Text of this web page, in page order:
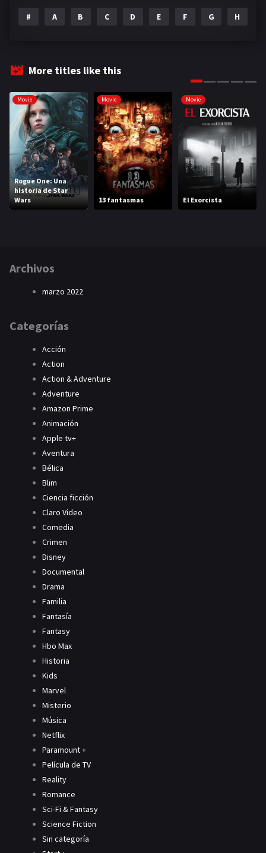
# A B C D E F G H
More titles like this
Movie
Rogue One: Una
historia de Star
Wars
Movie
13 fantasmas
Movie
El Exorcista
Archivos
marzo 2022
Categorías
Acción
Action
Action & Adventure
Adventure
Amazon Prime
Animación
Apple tv+
Aventura
Bélica
Blim
Ciencia ficción
Claro Video
Comedia
Crimen
Disney
Documental
Drama
Familia
Fantasía
Fantasy
Hbo Max
Historia
Kids
Marvel
Misterio
Música
Netflix
Paramount +
Película de TV
Reality
Romance
Sci-Fi & Fantasy
Science Fiction
Sin categoría